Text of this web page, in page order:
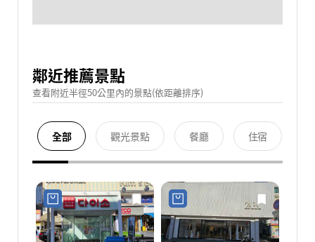
鄰近推薦景點
查看附近半徑50公里內的景點(依距離排序)
全部 觀光景點 餐廳 住宿